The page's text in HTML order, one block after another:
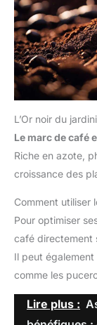
L’Or noir du
Le marc de café
Riche en azote,
croissance des
Comment utiliser
Pour optimiser
café directement
Il peut
comme les
Lire plus :